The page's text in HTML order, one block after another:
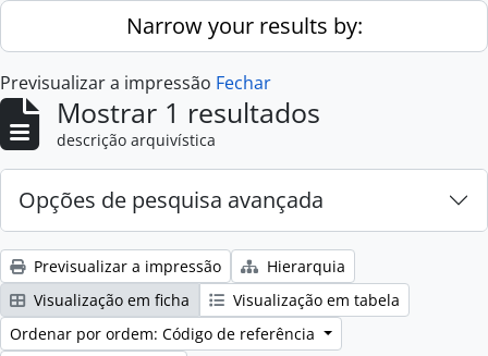
Skip to main contentNarrow your results by:
Previsualizar a impressão Fechar
Mostrar 1 resultados
descrição arquivística
Opções de pesquisa avançada
Previsualizar a impressão
Hierarquia
Visualização em ficha
Visualização em tabela
Ordenar por ordem: Código de referência